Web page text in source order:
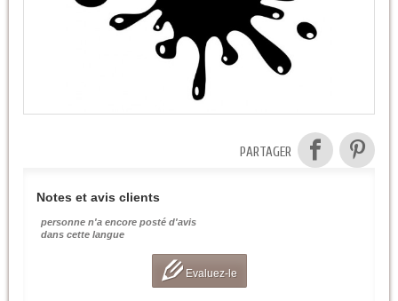
PARTAGER
Notes et avis clients
personne n'a encore posté d'avis
dans cette langue
Evaluez-le